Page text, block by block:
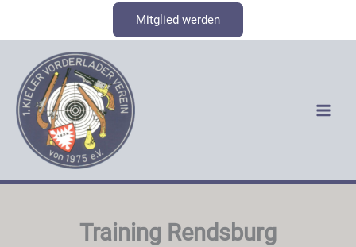
Mitglied werden
Training Rendsburg